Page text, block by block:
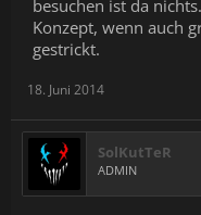
besuchen ist da
Konzept, wenn auch
gestrickt.
18. Juni 2014
SolKutTeR
ADMIN